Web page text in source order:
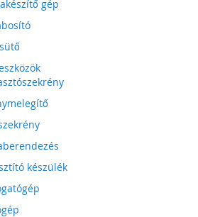
gép
készülék